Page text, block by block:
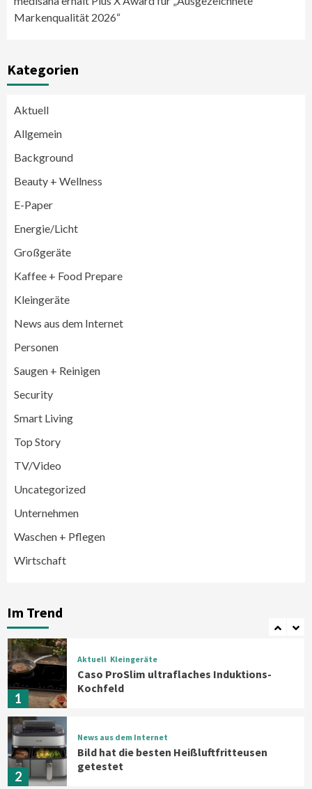
Markenqualität 2026“
Kategorien
Aktuell
Allgemein
Background
Beauty + Wellness
E-Paper
Energie/Licht
Großgeräte
Kaffee + Food Prepare
Kleingeräte
News aus dem Internet
Personen
Saugen + Reinigen
Security
Smart Living
Top Story
TV/Video
Uncategorized
Unternehmen
Waschen + Pflegen
Wirtschaft
Im Trend
3
LG feiert 10 Jahre InstaView
steigern Frequenz und Umsatz im
5
6
Verbraucher setzen immer mehr auf
Klimageräte und Ventilatoren
7
1
Aktuell Kleingeräte
Caso ProSlim ultraflaches Induktions-
Kochfeld
2
News aus dem Internet
Bild hat die besten Heißluftfritteusen
getestet